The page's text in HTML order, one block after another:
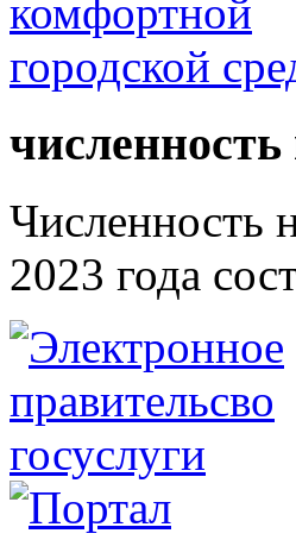
Численность
2023 года